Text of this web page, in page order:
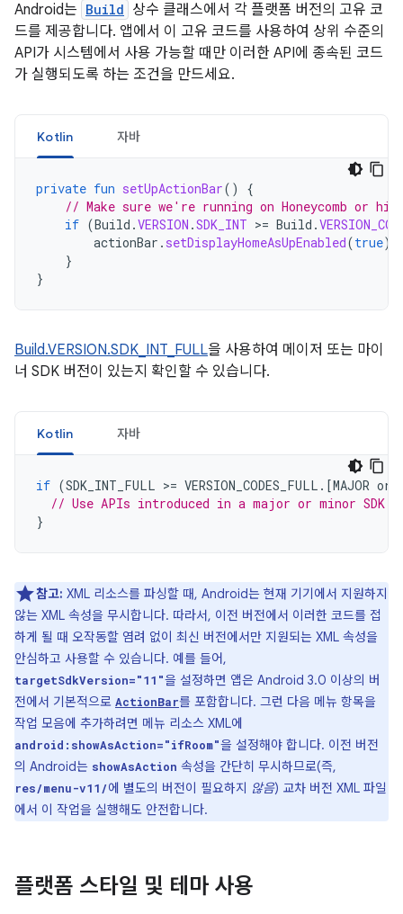
Android는 Build 상수 클래스에서 각 플랫폼 버전의 고유 코
드를 제공합니다. 앱에서 이 고유 코드를 사용하여 상위 수준의
API가 시스템에서 사용 가능할 때만 이러한 API에 종속된 코드
가 실행되도록 하는 조건을 만드세요.
Kotlin 자바
private fun setUpActionBar()
{
// Make sure we're running on Honeycomb or
if (Build .VERSION .SDK_INT >= Build .
actionBar . setDisplayHomeAsUpEnabled(true)
}
}
Build.VERSION.SDK_INT_FULL을 사용하여 메이저 또는 마이
너 SDK 버전이 있는지 확인할 수 있습니다.
Kotlin 자바
if (SDK_INT_FULL >= VERSION_CODES_FULL . [MAJOR or
// Use APIs introduced in a major or minor SDK
}
참고: XML 리소스를 파싱할 때, Android는 현재 기기에서 지원하지
않는 XML 속성을 무시합니다. 따라서, 이전 버전에서 이러한 코드를 접
하게 될 때 오작동할 염려 없이 최신 버전에서만 지원되는 XML 속성을
안심하고 사용할 수 있습니다. 예를 들어,
targetSdkVersion="11"을 설정하면 앱은 Android 3.0 이상의 버
전에서 기본적으로 ActionBar를 포함합니다. 그런 다음 메뉴 항목을
작업 모음에 추가하려면 메뉴 리소스 XML에
android:showAsAction="ifRoom"을 설정해야 합니다. 이전 버전
의 Android는 showAsAction 속성을 간단히 무시하므로(즉,
res/menu-v11/에 별도의 버전이 필요하지 않음) 교차 버전 XML 파일
에서 이 작업을 실행해도 안전합니다.
플랫폼 스타일 및 테마 사용